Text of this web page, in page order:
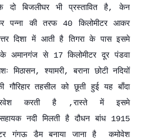
दो बिजलीघर भी प्रस्तावित है, केन
पन्ना की तरफ 40 किलोमीटर आकर
दिशा में आती है तिगरा के पास इसमे
अमानगंज से 17 किलोमीटर दूर पंडवा
श्यामरी, बराना छोटी नदियों
तहसील को छूती हुई यह बाँदा
करती है ,रास्ते में इसमे
नदी मिलती है दौधन बांध 1915
गंगऊ डैम बनाया जाना है कमोवेश